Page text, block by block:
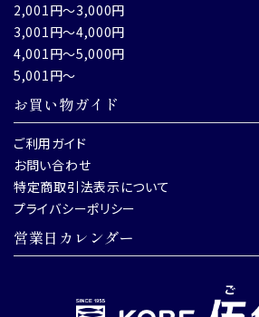
2,001円～3,000円
3,001円～4,000円
4,001円～5,000円
5,001円～
お買い物ガイド
ご利用ガイド
お問い合わせ
特定商取引法表示について
プライバシーポリシー
営業日カレンダー